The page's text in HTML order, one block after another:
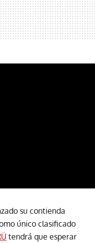
su contienda
único clasificado
tendrá que esperar